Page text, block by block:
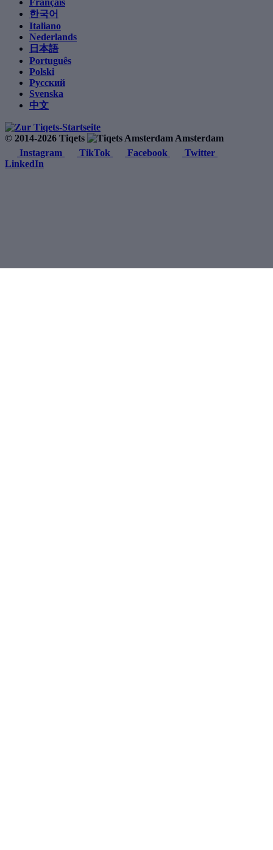
Français
한국어
Italiano
Nederlands
日本語
Português
Polski
Русский
Svenska
中文
© 2014-2026 Tiqets
Amsterdam
Instagram
TikTok Facebook
Twitter
LinkedIn